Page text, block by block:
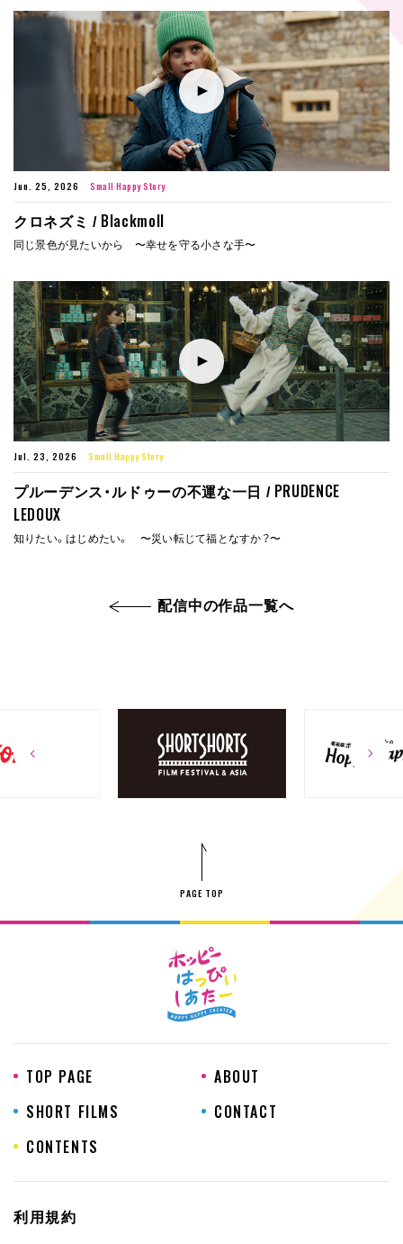
Jun. 25, 2026 Small Happy Story
クロネズミ / Blackmoll
同じ景色が見たいから 〜幸せを守る小さな手〜
Jul. 23, 2026 Small Happy Story
プルーデンス・ルドゥーの不運な一日 / PRUDENCE
LEDOUX
知りたい。はじめたい。 〜災い転じて福となすか？〜
配信中の作品一覧へ
PAGE TOP
TOP PAGE
SHORT FILMS
CONTENTS
ABOUT
CONTACT
利用規約